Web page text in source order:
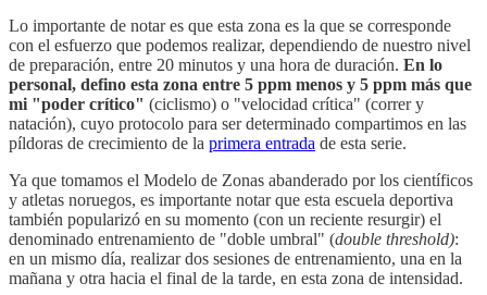
Lo importante de notar es que esta zona es la que se corresponde
con el esfuerzo que podemos realizar, dependiendo de nuestro nivel
de preparación, entre 20 minutos y una hora de duración. En lo
personal, defino esta zona entre 5 ppm menos y 5 ppm más que
mi "poder crítico" (ciclismo) o "velocidad crítica" (correr y
natación), cuyo protocolo para ser determinado compartimos en las
píldoras de crecimiento de la primera entrada de esta serie.
Ya que tomamos el Modelo de Zonas abanderado por los científicos
y atletas noruegos, es importante notar que esta escuela deportiva
también popularizó en su momento (con un reciente resurgir) el
denominado entrenamiento de "doble umbral" (double threshold):
en un mismo día, realizar dos sesiones de entrenamiento, una en la
mañana y otra hacia el final de la tarde, en esta zona de intensidad.